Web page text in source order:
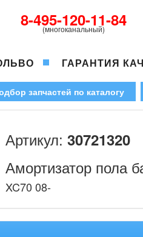
8-495-120-11-84
(многоканальный)
ГАРАНТИЯ
запчастей по каталогу
Артикул: 30721320
Амортизатор пола
XC70 08-